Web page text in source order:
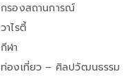
กรองสถานการณ์
วาไรตี้
กีฬา
ท่องเที่ยว – ศิลปวัฒนธรรม